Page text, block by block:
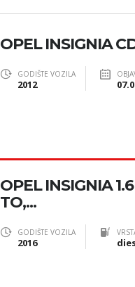
OPEL INSIGNIA
GODIŠTE VOZILA
2012
OPEL INSIGNIA
TO,...
GODIŠTE VOZILA
2016